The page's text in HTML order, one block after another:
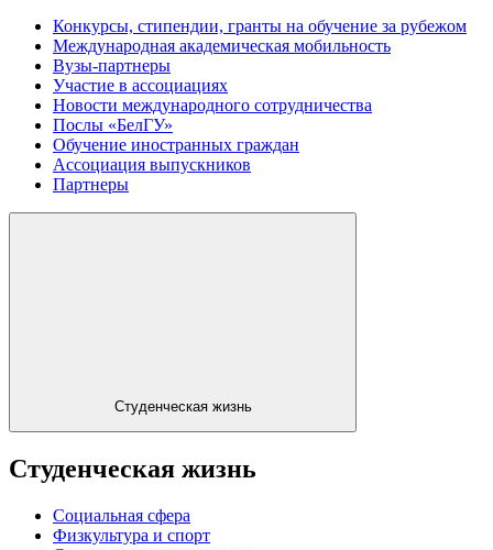
Конкурсы, стипендии, гранты на обучение за рубежом
Международная академическая мобильность
Вузы-партнеры
Участие в ассоциациях
Новости международного сотрудничества
Послы «БелГУ»
Обучение иностранных граждан
Ассоциация выпускников
Партнеры
Студенческая жизнь
Студенческая жизнь
Социальная сфера
Физкультура и спорт